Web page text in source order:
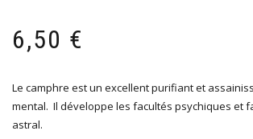
6,50 €
Le camphre est un excellent purifiant et
mental. Il développe les facultés psychiques et
astral.